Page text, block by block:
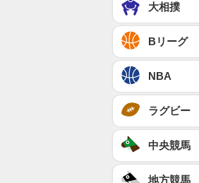
大相撲
Bリーグ
NBA
ラグビー
中央競馬
地方競馬